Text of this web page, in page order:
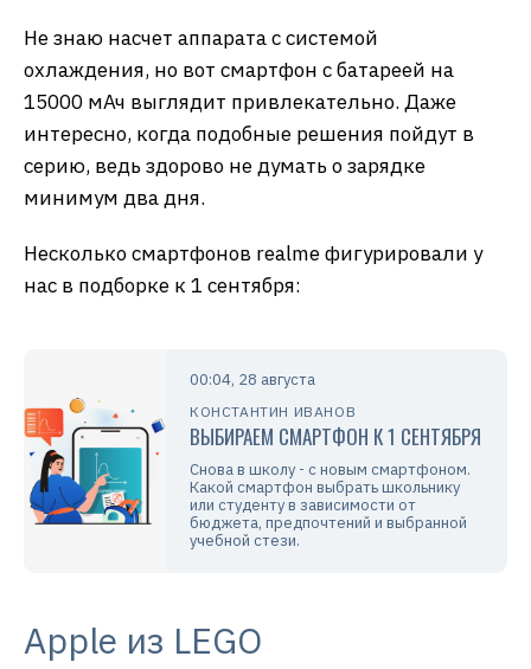
Не знаю насчет аппарата с системой
охлаждения, но вот смартфон с батареей на
15000 мАч выглядит привлекательно. Даже
интересно, когда подобные решения пойдут в
серию, ведь здорово не думать о зарядке
минимум два дня.
Несколько смартфонов realme фигурировали у
нас в подборке к 1 сентября:
00:04, 28 августа
КОНСТАНТИН ИВАНОВ
ВЫБИРАЕМ СМАРТФОН К 1 СЕНТЯБРЯ
Снова в школу - с новым смартфоном.
Какой смартфон выбрать школьнику
или студенту в зависимости от
бюджета, предпочтений и выбранной
учебной стези.
Apple из LEGO